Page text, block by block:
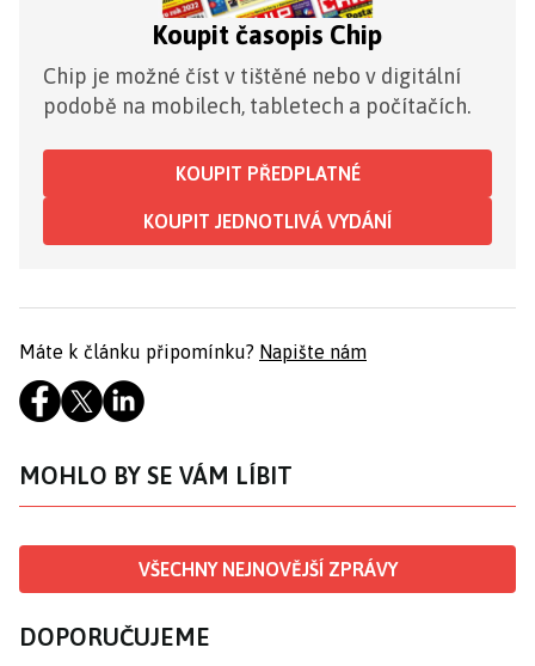
Koupit časopis Chip
Chip je možné číst v tištěné nebo v digitální
podobě na mobilech, tabletech a počítačích.
KOUPIT PŘEDPLATNÉ
KOUPIT JEDNOTLIVÁ VYDÁNÍ
Máte k článku připomínku? Napište nám
MOHLO BY SE VÁM LÍBIT
VŠECHNY NEJNOVĚJŠÍ ZPRÁVY
DOPORUČUJEME